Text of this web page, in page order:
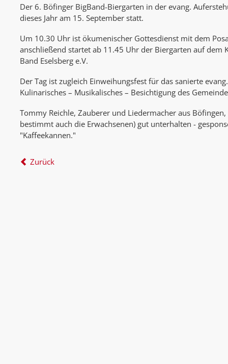
Der 6. Böfinger BigBand-Biergarten in der evang.
dieses Jahr am 15. September statt.
Um 10.30 Uhr ist ökumenischer Gottesdienst mit dem
anschließend startet ab 11.45 Uhr der Biergarten auf dem
Band Eselsberg e.V.
Der Tag ist zugleich Einweihungsfest für das sanierte
Kulinarisches – Musikalisches – Besichtigung des
Tommy Reichle, Zauberer und Liedermacher aus
bestimmt auch die Erwachsenen) gut unterhalten -
"Kaffeekannen."
Zurück